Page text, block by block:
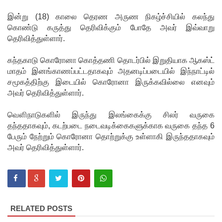
தொலை
பேசி
ள்!
தாயகம்
ற்கு ஷேக்
ஹசீனா
தயார்! -
பங்களா
தேஷில்
இன்று (18) காலை தெரண அருண நிகழ்ச்சியில் கலந்து
கொண்டு கருத்து தெரிவிக்கும் போதே அவர் இவ்வாறு
தெரிவித்துள்ளார்.
கந்தகாடு கொரோனா கொத்தணி தொடர்பில் இறுதியாக ஆகஸ்ட்
மாதம் இனங்காணப்பட்டதாகவும் அதனடிப்படையில் இந்நாட்டில்
சமூகத்திற்கு இடையில் கொரோனா இருக்கவில்லை எனவும்
அவர் தெரிவித்துள்ளார்.
வௌிநாடுகளில் இருந்து இலங்கைக்கு சிலர் வருகை
தந்ததாகவும், கடற்படை நடைவடிக்கைகளுக்காக வருகை தந்த 6
பேரும் நேற்றும் கொரோனா தொற்றுக்கு உள்ளாகி இருந்ததாகவும்
அவர் தெரிவித்துள்ளார்.
RELATED POSTS